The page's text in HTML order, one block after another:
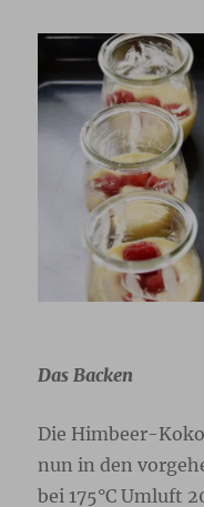
Das Backen
Die Himbeer-
nun in den
bei 175°C Umluft